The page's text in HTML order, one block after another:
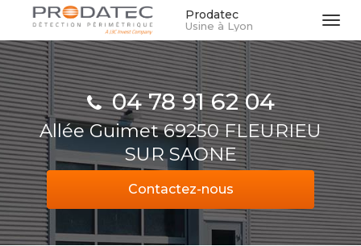
Aller
contenu
principal
Prodatec
Usine à Lyon
04 78 91 62 04
Allée Guimet 69250 FLEURIEU
SUR SAONE
Contactez-nous